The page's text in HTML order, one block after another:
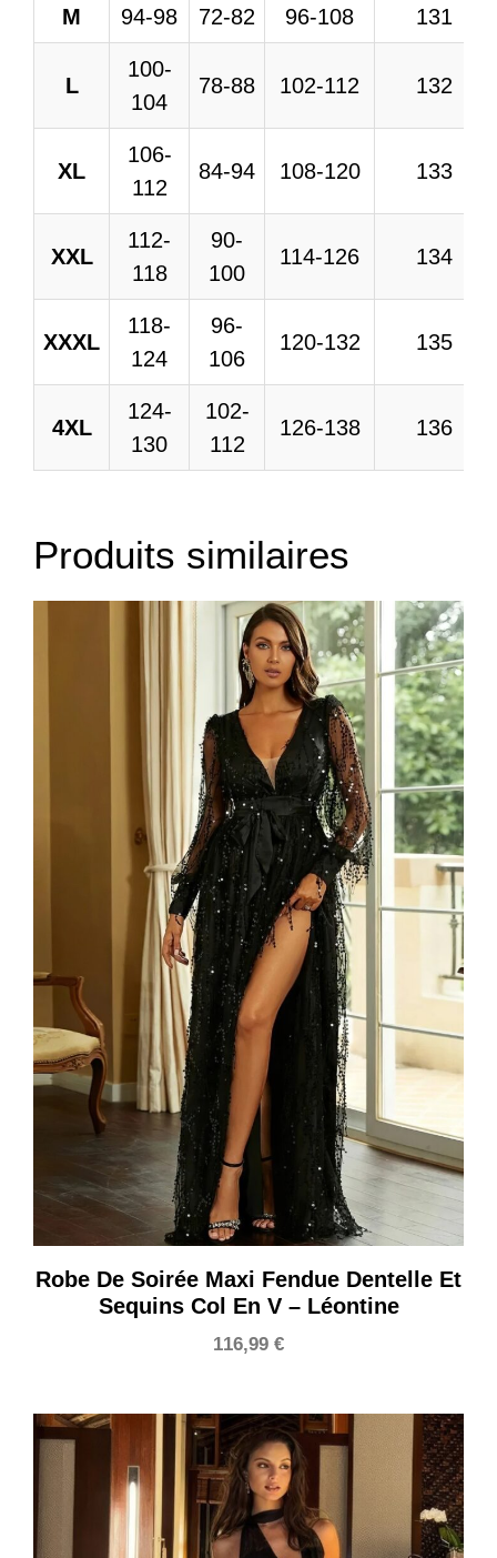
M 94-98 72-82 96-108 131
L
100-
104
78-88 102-112 132
XL
106-
112
84-94 108-120 133
XXL
112-
118
90-
100
114-126 134
XXXL
118-
124
96-
106
120-132 135
4XL
124-
130
102-
112
126-138 136
Produits similaires
Robe De Soirée Maxi Fendue Dentelle Et
Sequins Col En V – Léontine
116,99 €